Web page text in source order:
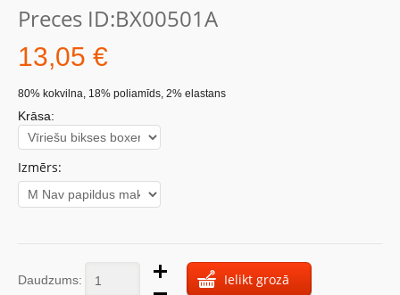
Preces ID:BX00501A
13,05 €
80% kokvilna, 18% poliamīds, 2% elastans
Krāsa:
Izmērs:
Daudzums: Ielikt grozā